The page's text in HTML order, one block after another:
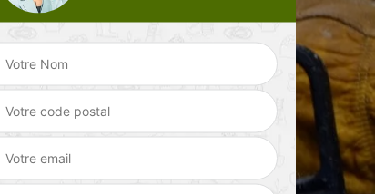
Entreprise de
jardinage 86